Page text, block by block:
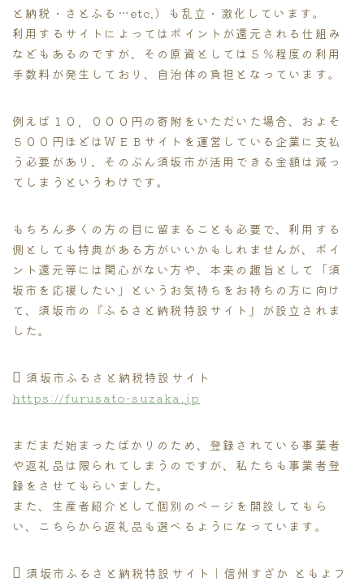
と納税・さとふる…etc.）も乱立・激化しています。
利用するサイトによってはポイントが還元される仕組み
などもあるのですが、その原資としては５％程度の利用
手数料が発生しており、自治体の負担となっています。
例えば１０，０００円の寄附をいただいた場合、およそ
５００円ほどはＷＥＢサイトを運営している企業に支払
う必要があり、そのぶん須坂市が活用できる金額は減っ
てしまうというわけです。
もちろん多くの方の目に留まることも必要で、利用する
側としても特典がある方がいいかもしれませんが、ポイ
ント還元等には関心がない方や、本来の趣旨として「須
坂市を応援したい」というお気持ちをお持ちの方に向け
て、須坂市の『ふるさと納税特設サイト』が設立されま
した。
須坂市ふるさと納税特設サイト
https://furusato-suzaka.jp
まだまだ始まったばかりのため、登録されている事業者
や返礼品は限られてしまうのですが、私たちも事業者登
録をさせてもらいました。
また、生産者紹介として個別のページを開設してもら
い、こちらから返礼品も選べるようになっています。
須坂市ふるさと納税特設サイト｜信州すざか ともよフ